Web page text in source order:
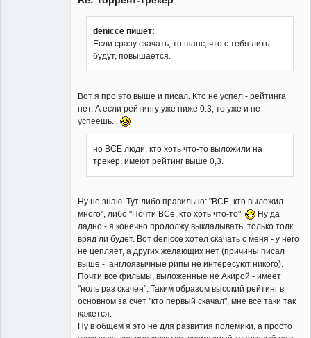
denicce пишет:
Если сразу скачать, то шанс, что с тебя лить
будут, повышается.
Вот я про это выше и писал. Кто не успел - рейтинга
нет. А если рейтингу уже ниже 0.3, то уже и не
успеешь...
но ВСЕ люди, кто хоть что-то выложили на
трекер, имеют рейтинг выше 0,3.
Ну не знаю. Тут либо правильно: "ВСЕ, кто выложил
много", либо "Почти ВСе, кто хоть что-то"
Ну да
ладно - я конечно продолжу выкладывать, только толк
вряд ли будет. Вот denicce хотел скачать с меня - у него
не цепляет, а других желающих нет (причины писал
выше - англоязычные рипы не интересуют никого).
Почти все фильмы, выложенные не Акирой - имеет
"ноль раз скачен". Таким образом высокий рейтинг в
основном за счет "кто первый скачал", мне все таки так
кажется.
Ну в общем я это не для развития полемики, а просто